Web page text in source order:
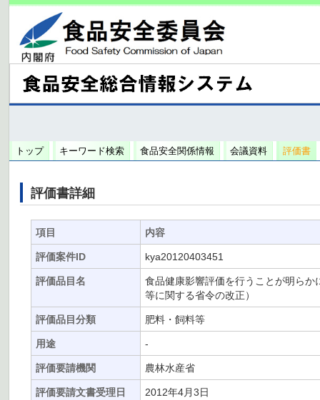
トップ キーワード検索 食品安全関係情報 会議資料 評価書
評価書詳細
項目 内容
評価案件ID kya20120403451
評価品目名
食品健康影響評価を行うことが明ら
等に関する省令の改正）
評価品目分類 肥料・飼料等
用途 -
評価要請機関 農林水産省
評価要請文書受理日 2012年4月3日